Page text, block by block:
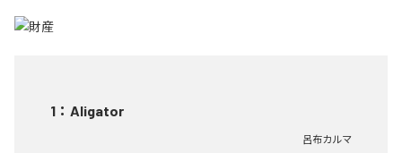
1 ： Aligator
呂布カルマ